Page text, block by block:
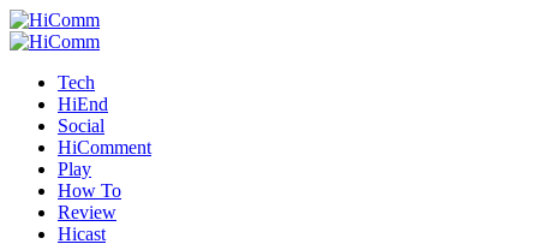
Tech
HiEnd
Social
HiComment
Play
How To
Review
Hicast